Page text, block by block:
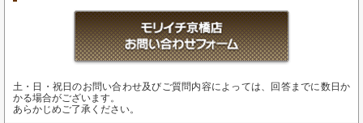
土・日・祝日のお問い合わせ及びご質問内容によっては、回答までに数日か
かる場合がございます。
あらかじめご了承ください。